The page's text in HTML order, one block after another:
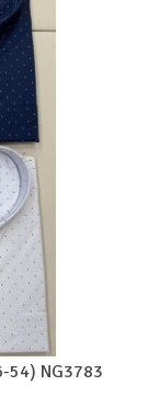
54) NG3783